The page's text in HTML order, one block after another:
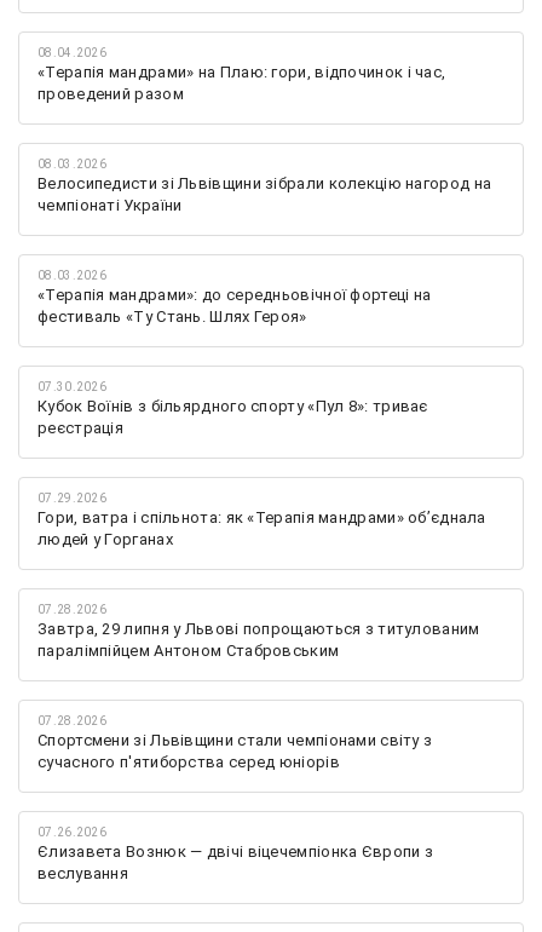
08.04.2026
«Терапія мандрами» на Плаю: гори, відпочинок і час,
проведений разом
08.03.2026
Велосипедисти зі Львівщини зібрали колекцію нагород на
чемпіонаті України
08.03.2026
«Терапія мандрами»: до середньовічної фортеці на
фестиваль «Ту Стань. Шлях Героя»
07.30.2026
Кубок Воїнів з більярдного спорту «Пул 8»: триває
реєстрація
07.29.2026
Гори, ватра і спільнота: як «Терапія мандрами» об’єднала
людей у Горганах
07.28.2026
Завтра, 29 липня у Львові попрощаються з титулованим
паралімпійцем Антоном Стабровським
07.28.2026
Спортсмени зі Львівщини стали чемпіонами світу з
сучасного п'ятиборства серед юніорів
07.26.2026
Єлизавета Вознюк — двічі віцечемпіонка Європи з
веслування